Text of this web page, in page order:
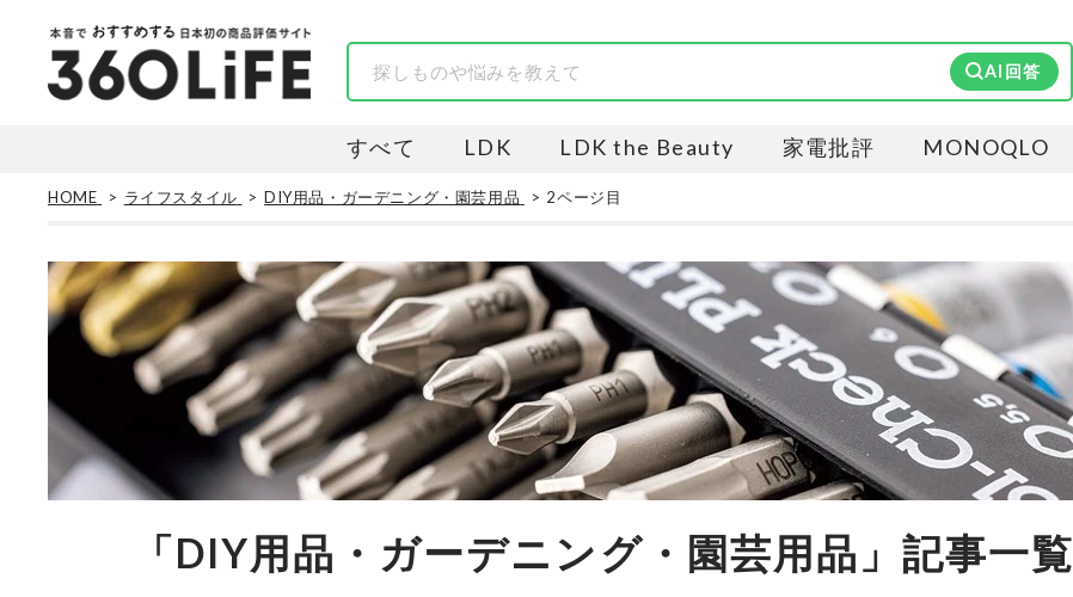
AI回答
すべて LDK LDK the Beauty 家電批評 MONOQLO
HOME ライフスタイル DIY用品・ガーデニング・園芸用品 2ページ目
「DIY用品・ガーデニング・園芸用品」記事一覧